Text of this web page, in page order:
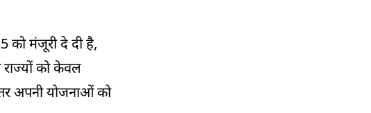
को मंजूरी दे दी है,
राज्यों को केवल
अपनी योजनाओं को